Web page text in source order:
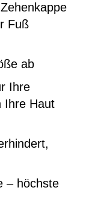
Fuß
ab
Ihre
Ihre Haut
– höchste